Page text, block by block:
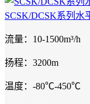
SCSK/DCSK系列水
流量：10-1500m³/h
扬程：3200m
温度：-80℃-450℃